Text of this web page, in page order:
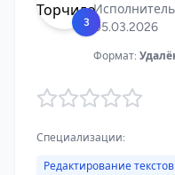
3
05.03.2026
Формат:
Специализации:
Редактирование текстов